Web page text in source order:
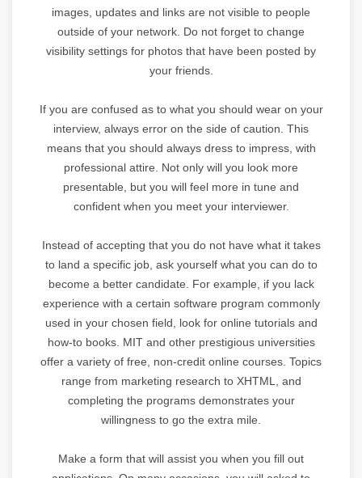
images, updates and links are not visible to people
outside of your network. Do not forget to change
visibility settings for photos that have been posted by
your friends.
If you are confused as to what you should wear on your
interview, always error on the side of caution. This
means that you should always dress to impress, with
professional attire. Not only will you look more
presentable, but you will feel more in tune and
confident when you meet your interviewer.
Instead of accepting that you do not have what it takes
to land a specific job, ask yourself what you can do to
become a better candidate. For example, if you lack
experience with a certain software program commonly
used in your chosen field, look for online tutorials and
how-to books. MIT and other prestigious universities
offer a variety of free, non-credit online courses. Topics
range from marketing research to XHTML, and
completing the programs demonstrates your
willingness to go the extra mile.
Make a form that will assist you when you fill out